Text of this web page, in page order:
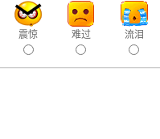
震惊 难过 流泪